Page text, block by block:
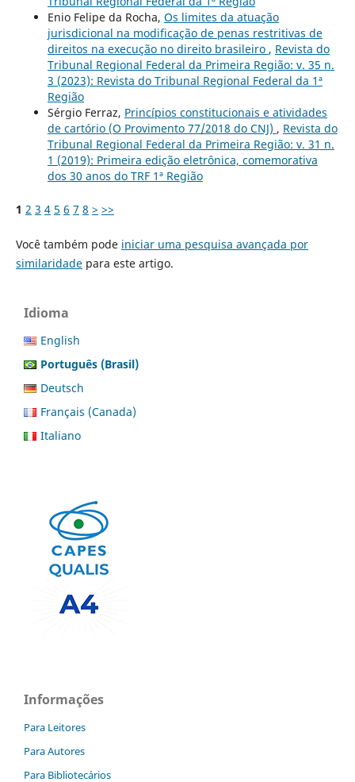
Enio Felipe da Rocha, Os limites da atuação
jurisdicional na modificação de penas restritivas de
direitos na execução no direito brasileiro , Revista do
Tribunal Regional Federal da Primeira Região: v. 35 n.
3 (2023): Revista do Tribunal Regional Federal da 1ª
Região
Sérgio Ferraz, Princípios constitucionais e atividades
de cartório (O Provimento 77/2018 do CNJ) , Revista do
Tribunal Regional Federal da Primeira Região: v. 31 n.
1 (2019): Primeira edição eletrônica, comemorativa
dos 30 anos do TRF 1ª Região
1 2 3 4 5 6 7 8 > >>
Você também pode iniciar uma pesquisa avançada por
similaridadepara este artigo.
Idioma
English
Português (Brasil)
Deutsch
Français (Canada)
Italiano
Informações
Para Leitores
Para Autores
Para Bibliotecários